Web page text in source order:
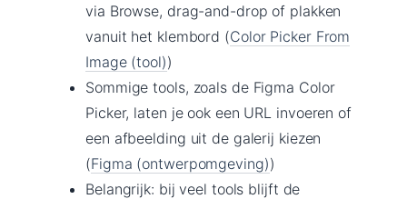
via Browse, drag-and-drop of plakken
vanuit het klembord (Color Picker From
Image (tool))
Sommige tools, zoals de Figma Color
Picker, laten je ook een URL invoeren of
een afbeelding uit de galerij kiezen
(Figma (ontwerpomgeving))
Belangrijk: bij veel tools blijft de